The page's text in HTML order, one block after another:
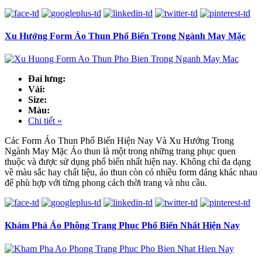
Xu Hướng Form Áo Thun Phổ Biến Trong Ngành May Mặc
Đai lưng:
Vải:
Size:
Màu:
Chi tiết »
Các Form Áo Thun Phổ Biến Hiện Nay Và Xu Hướng Trong
Ngành May Mặc Áo thun là một trong những trang phục quen
thuộc và được sử dụng phổ biến nhất hiện nay. Không chỉ đa dạng
về màu sắc hay chất liệu, áo thun còn có nhiều form dáng khác nhau
để phù hợp với từng phong cách thời trang và nhu cầu.
Khám Phá Áo Phông Trang Phục Phổ Biến Nhất Hiện Nay